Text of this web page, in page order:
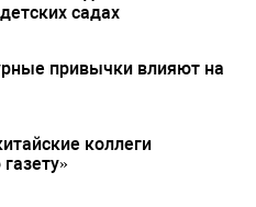
садах
привычки влияют на
коллеги